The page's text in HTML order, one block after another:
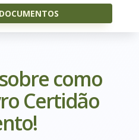
como
Certidão